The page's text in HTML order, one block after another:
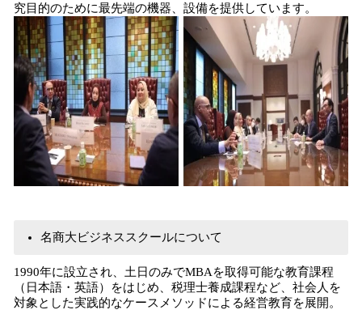
究目的のために最先端の機器、設備を提供しています。
名商大ビジネススクールについて
1990年に設立され、土日のみでMBAを取得可能な教育課程
（日本語・英語）をはじめ、税理士養成課程など、社会人を
対象とした実践的なケースメソッドによる経営教育を展開。